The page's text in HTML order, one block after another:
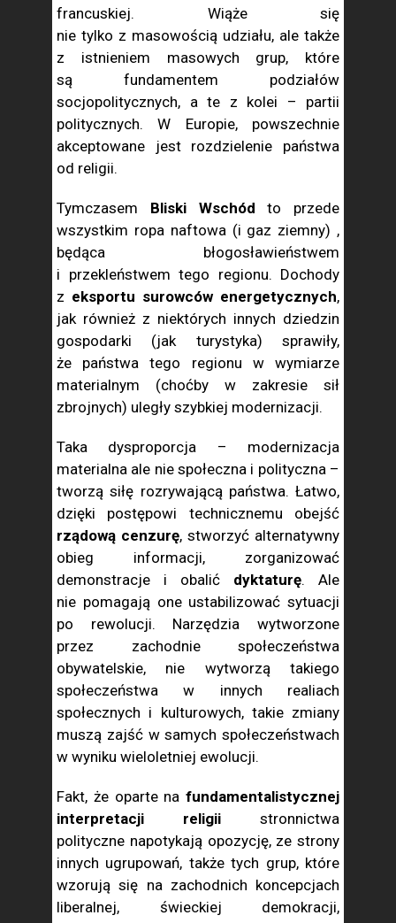
francuskiej. Wiąże się
nie tylko z masowością udziału, ale także
z istnieniem masowych grup, które
są fundamentem podziałów
socjopolitycznych, a te z kolei – partii
politycznych. W Europie, powszechnie
akceptowane jest rozdzielenie państwa
od religii.
Tymczasem Bliski Wschód to przede
wszystkim ropa naftowa (i gaz ziemny) ,
będąca błogosławieństwem
i przekleństwem tego regionu. Dochody
z eksportu surowców energetycznych,
jak również z niektórych innych dziedzin
gospodarki (jak turystyka) sprawiły,
że państwa tego regionu w wymiarze
materialnym (choćby w zakresie sił
zbrojnych) uległy szybkiej modernizacji.
Taka dysproporcja – modernizacja
materialna ale nie społeczna i polityczna –
tworzą siłę rozrywającą państwa. Łatwo,
dzięki postępowi technicznemu obejść
rządową cenzurę, stworzyć alternatywny
obieg informacji, zorganizować
demonstracje i obalić dyktaturę. Ale
nie pomagają one ustabilizować sytuacji
po rewolucji. Narzędzia wytworzone
przez zachodnie społeczeństwa
obywatelskie, nie wytworzą takiego
społeczeństwa w innych realiach
społecznych i kulturowych, takie zmiany
muszą zajść w samych społeczeństwach
w wyniku wieloletniej ewolucji.
Fakt, że oparte na fundamentalistycznej
interpretacji religii stronnictwa
polityczne napotykają opozycję, ze strony
innych ugrupowań, także tych grup, które
wzorują się na zachodnich koncepcjach
liberalnej, świeckiej demokracji,